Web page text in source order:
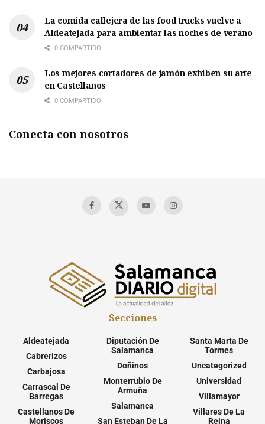
La comida callejera de las food trucks vuelve a
Aldeatejada para ambientar las noches de verano
0 COMPARTIDO
Los mejores cortadores de jamón exhiben su arte
en Castellanos
0 COMPARTIDO
Conecta con nosotros
Secciones
Aldeatejada
Cabrerizos
Carbajosa
Carrascal De
Barregas
Castellanos De
Moriscos
Diputación De
Salamanca
Doñinos
Monterrubio De
Armuña
Salamanca
San Esteban De La
Santa Marta De
Tormes
Uncategorized
Universidad
Villamayor
Villares De La
Reina